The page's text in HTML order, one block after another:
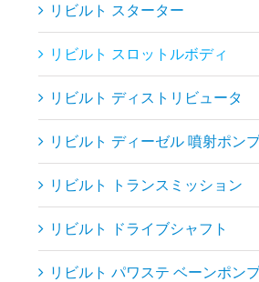
リビルト スターター
リビルト スロットルボディ
リビルト ディストリビュータ
リビルト ディーゼル 噴射ポン
リビルト トランスミッション
リビルト ドライブシャフト
リビルト パワステ ベーンポン